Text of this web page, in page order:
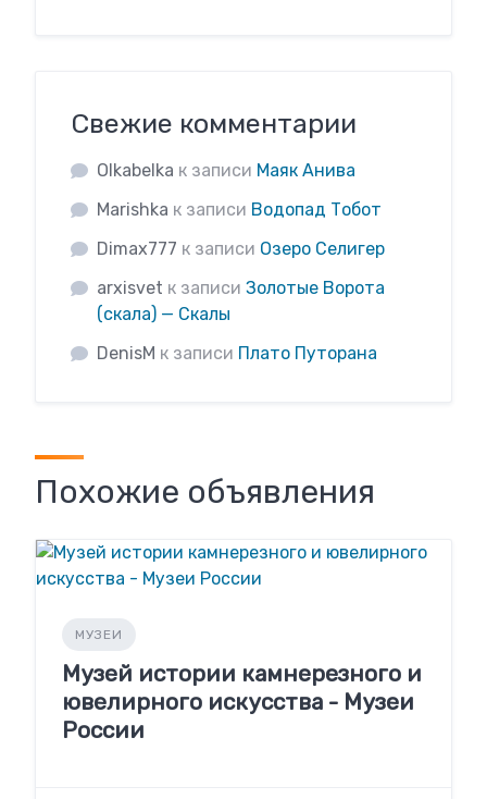
Свежие комментарии
Olkabelka к записи Маяк Анива
Marishka к записи Водопад Тобот
Dimax777 к записи Озеро Селигер
arxisvet к записи Золотые Ворота
(скала) — Скалы
DenisM к записи Плато Путорана
Похожие объявления
МУЗЕИ
Музей истории камнерезного и
ювелирного искусства - Музеи
России